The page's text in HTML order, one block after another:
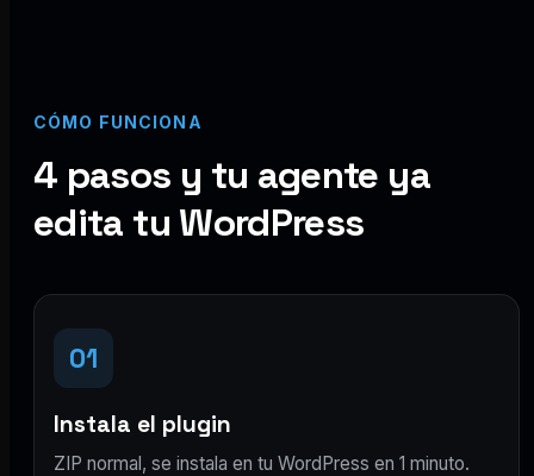
CÓMO FUNCIONA
4 pasos y tu agente ya
edita tu WordPress
01
Instala el plugin
ZIP normal, se instala en tu WordPress en 1 minuto.